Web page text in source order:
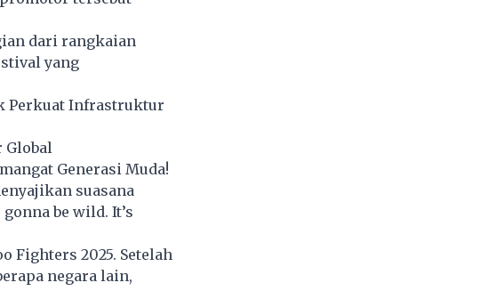
dari rangkaian
yang
Perkuat Infrastruktur
Global
Generasi Muda!
suasana
be wild. It’s
Fighters 2025. Setelah
negara lain,